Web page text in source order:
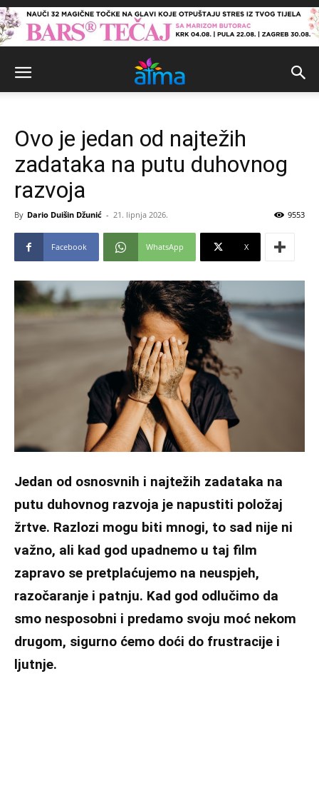
Ovo je jedan od najtežih
zadataka na putu duhovnog
razvoja
By Dario Duišin Džunić - 21. lipnja 2026. 9553
Facebook WhatsApp X
Jedan od osnosvnih i najtežih zadataka na
putu duhovnog razvoja je napustiti položaj
žrtve. Razlozi mogu biti mnogi, to sad nije ni
važno, ali kad god upadnemo u taj film
zapravo se pretplaćujemo na neuspjeh,
razočaranje i patnju. Kad god odlučimo da
smo nesposobni i predamo svoju moć nekom
drugom, sigurno ćemo doći do frustracije i
ljutnje.